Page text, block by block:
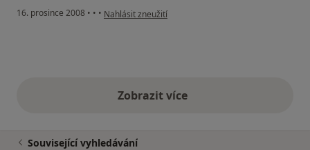
16. prosince 2008 • • • podle názoru uživatele Francois Bella
Nahlásit zneužití
Zobrazit vícevýše uvedené názory
Související vyhledávání